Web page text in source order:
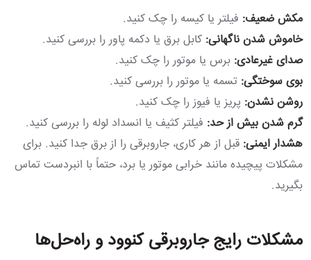
مکش ضعیف: فیلتر یا کیسه را چک کنید.
خاموش شدن ناگهانی: کابل برق یا دکمه پاور را بررسی کنید.
صدای غیرعادی: برس یا موتور را چک کنید.
بوی سوختگی: تسمه یا موتور را بررسی کنید.
روشن نشدن: پریز یا فیوز را چک کنید.
گرم شدن بیش از حد: فیلتر کثیف یا انسداد لوله را بررسی کنید.
هشدار ایمنی: قبل از هر کاری، جاروبرقی را از برق جدا کنید. برای
مشکلات پیچیده مانند خرابی موتور یا برد، حتماً با انبردست تماس
بگیرید.
مشکلات رایج جاروبرقی کنوود و راه‌حل‌ها